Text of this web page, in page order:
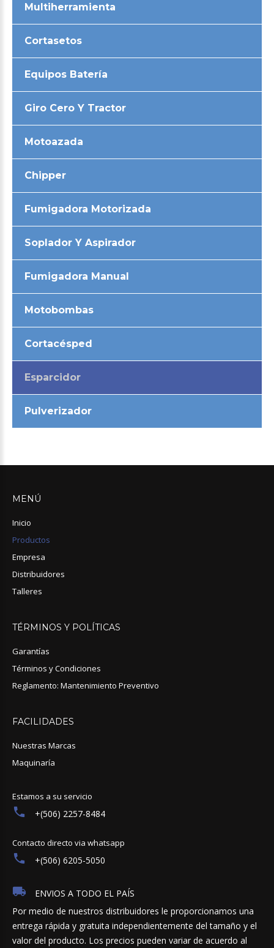
Multiherramienta
Cortasetos
Equipos Batería
Giro Cero Y Tractor
Motoazada
Chipper
Fumigadora Motorizada
Soplador Y Aspirador
Fumigadora Manual
Motobombas
Cortacésped
Esparcidor
Pulverizador
MENÚ
Inicio
Productos
Empresa
Distribuidores
Talleres
TÉRMINOS Y POLÍTICAS
Garantías
Términos y Condiciones
Reglamento: Mantenimiento Preventivo
FACILIDADES
Nuestras Marcas
Maquinaría
Estamos a su servicio
+(506) 2257-8484
Contacto directo via whatsapp
+(506) 6205-5050
ENVIOS A TODO EL PAÍS
Por medio de nuestros distribuidores le proporcionamos una
entrega rápida y gratuita independientemente del tamaño y el
valor del producto. Los precios pueden variar de acuerdo al